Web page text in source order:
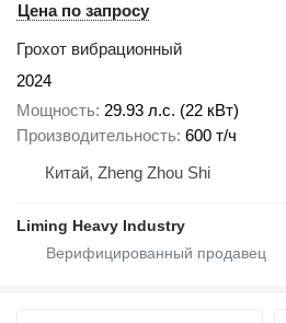
Цена по запросу
Грохот вибрационный
2024
Мощность 29.93 л.с. (22 кВт)
Производительность 600 т/ч
Китай, Zheng Zhou Shi
Liming Heavy Industry